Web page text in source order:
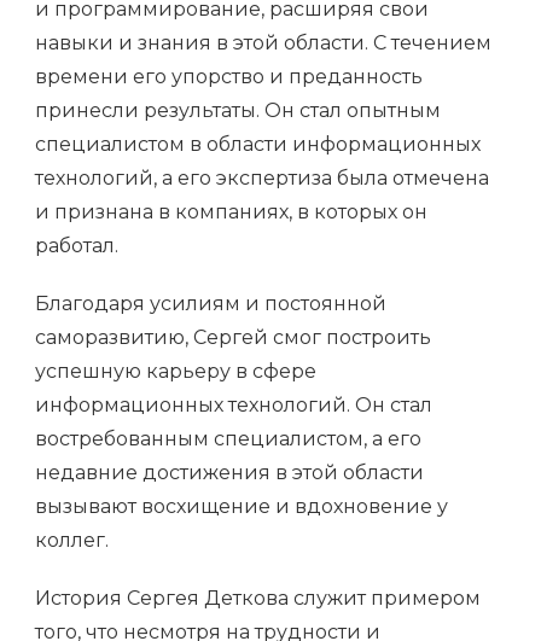
и программирование, расширяя свои
навыки и знания в этой области. С течением
времени его упорство и преданность
принесли результаты. Он стал опытным
специалистом в области информационных
технологий, а его экспертиза была отмечена
и признана в компаниях, в которых он
работал.
Благодаря усилиям и постоянной
саморазвитию, Сергей смог построить
успешную карьеру в сфере
информационных технологий. Он стал
востребованным специалистом, а его
недавние достижения в этой области
вызывают восхищение и вдохновение у
коллег.
История Сергея Деткова служит примером
того, что несмотря на трудности и